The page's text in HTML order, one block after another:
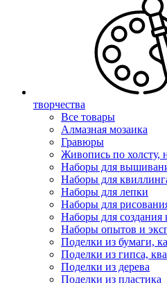
творчества
Все товары
Алмазная мозаика
Гравюры
Живопись по холсту,
Наборы для
Наборы для
Наборы для лепки
Наборы для
Наборы для создания
Наборы опытов и
Поделки из бумаги,
Поделки из гипса,
Поделки из дерева
Поделки из пластика